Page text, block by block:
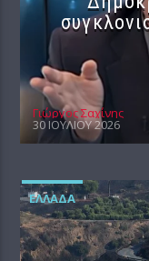
Γιώργος Σαχίνης
30 ΙΟΥΛΊΟΥ 2026
ΕΛΛΆΔΑ